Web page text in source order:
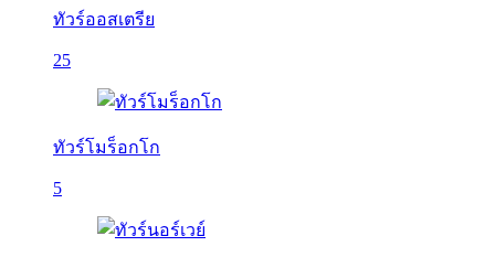
ทัวร์ออสเตรีย
25
ทัวร์โมร็อกโก
5